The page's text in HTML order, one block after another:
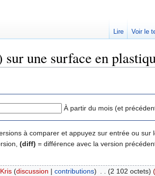
une surface en
À partir du mois (et
à comparer et appuyez sur entrée ou sur
(diff) = différence avec la version
Kris (discussion | contributions) (2 102 octets)
Lire Voir le